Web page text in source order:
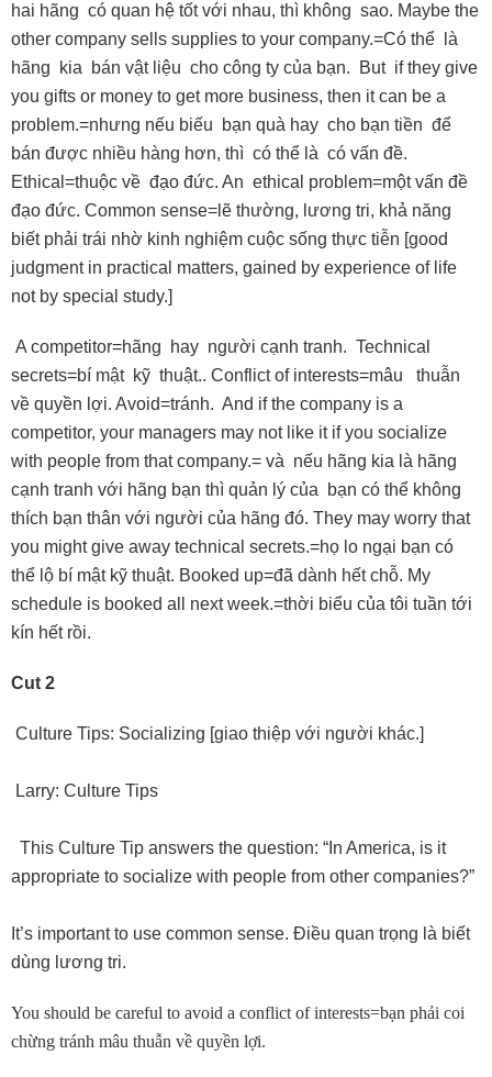
hai hãng có quan hệ tốt với nhau, thì không sao. Maybe the
other company sells supplies to your company.=Có thể là
hãng kia bán vật liệu cho công ty của bạn. But if they give
you gifts or money to get more business, then it can be a
problem.=nhưng nếu biếu bạn quà hay cho bạn tiền để
bán được nhiều hàng hơn, thì có thể là có vấn đề.
Ethical=thuộc về đạo đức. An ethical problem=một vấn đề
đạo đức. Common sense=lẽ thường, lương tri, khả năng
biết phải trái nhờ kinh nghiệm cuộc sống thực tiễn [good
judgment in practical matters, gained by experience of life
not by special study.]
A competitor=hãng hay người cạnh tranh. Technical
secrets=bí mật kỹ thuật.. Conflict of interests=mâu thuẫn
về quyền lợi. Avoid=tránh. And if the company is a
competitor, your managers may not like it if you socialize
with people from that company.= và nếu hãng kia là hãng
cạnh tranh với hãng bạn thì quản lý của bạn có thể không
thích bạn thân với người của hãng đó. They may worry that
you might give away technical secrets.=họ lo ngại bạn có
thể lộ bí mật kỹ thuật. Booked up=đã dành hết chỗ. My
schedule is booked all next week.=thời biểu của tôi tuần tới
kín hết rồi.
Cut 2
Culture Tips: Socializing [giao thiệp với người khác.]
Larry: Culture Tips
This Culture Tip answers the question: “In America, is it
appropriate to socialize with people from other companies?”
It’s important to use common sense. Ðiều quan trọng là biết
dùng lương tri.
You should be careful to avoid a conflict of interests=bạn phải coi
chừng tránh mâu thuẫn về quyền lợi.